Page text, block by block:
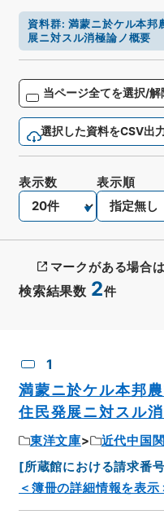
資料群:満蒙ニ於ケル本邦
展ニ対スル消極論ノ概要
当ページ全てを選択/解
選択した資料をCSV出
検索結果数 2件
表示数 表示順
マークがある場合
1
満蒙ニ於ケル本邦
住民発展ニ対スル
東洋文庫
近代中国
[所蔵館における請求番号
＜簿冊の詳細情報を表示